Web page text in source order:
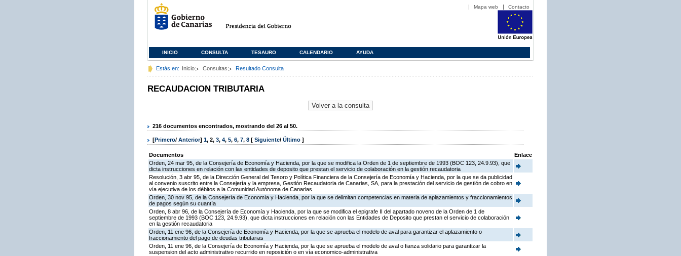
Mapa web Contacto
INICIO CONSULTA TESAURO CALENDARIO AYUDA
Estás en: Inicio Consultas Resultado Consulta
RECAUDACION TRIBUTARIA
216 documentos encontrados, mostrando del 26 al 50.
[Primero/ Anterior] 1, 2, 3, 4, 5, 6, 7, 8 [ Siguiente/ Último ]
Documentos
Enlace
Orden, 24 mar 95, de la Consejería de Economía y Hacienda, por la que se modifica la Orden de 1 de septiembre de 1993 (BOC 123, 24.9.93), que
dicta instrucciones en relación con las entidades de deposito que prestan el servicio de colaboración en la gestión recaudatoria
Resolución, 3 abr 95, de la Dirección General del Tesoro y Política Financiera de la Consejería de Economía y Hacienda, por la que se da publicidad
al convenio suscrito entre la Consejería y la empresa, Gestión Recaudatoria de Canarias, SA, para la prestación del servicio de gestión de cobro en
vía ejecutiva de los débitos a la Comunidad Autónoma de Canarias
Orden, 30 nov 95, de la Consejería de Economía y Hacienda, por la que se delimitan competencias en materia de aplazamientos y fraccionamientos
de pagos según su cuantía
Orden, 8 abr 96, de la Consejería de Economía y Hacienda, por la que se modifica el epigrafe II del apartado noveno de la Orden de 1 de
septiembre de 1993 (BOC 123, 24.9.93), que dicta instrucciones en relación con las Entidades de Deposito que prestan el servicio de colaboración
en la gestión recaudatoria
Orden, 11 ene 96, de la Consejería de Economía y Hacienda, por la que se aprueba el modelo de aval para garantizar el aplazamiento o
fraccionamiento del pago de deudas tributarias
Orden, 11 ene 96, de la Consejería de Economía y Hacienda, por la que se aprueba el modelo de aval o fianza solidario para garantizar la
suspension del acto administrativo recurrido en reposición o en vía economico-administrativa